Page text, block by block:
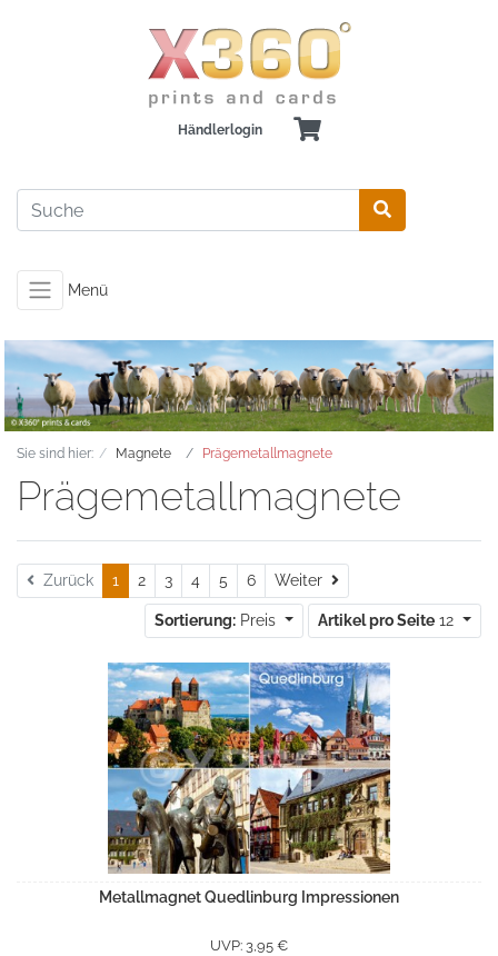
Händlerlogin
Menü
Sie sind hier: Magnete Prägemetallmagnete
Prägemetallmagnete
Zurück 1 2 3 4 5 6 Weiter Weiter
Sortierung: Preis Artikel pro Seite 12
Metallmagnet Quedlinburg Impressionen
UVP: 3,95 €